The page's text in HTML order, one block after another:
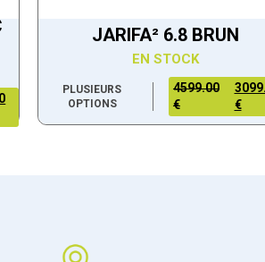
JARIFA² 6.8 BRUN
EN STOCK
PLUSIEURS
OPTIONS
4599.00
€
€